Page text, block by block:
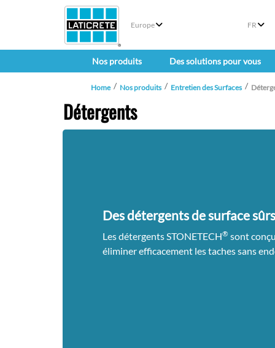
Europe FR
Nos produits Des solutions pour vous
Home Nos produits Entretien des Surfaces
Détergents
Des détergents de surface
Les détergents STONETECH® sont
éliminer efficacement les taches sans